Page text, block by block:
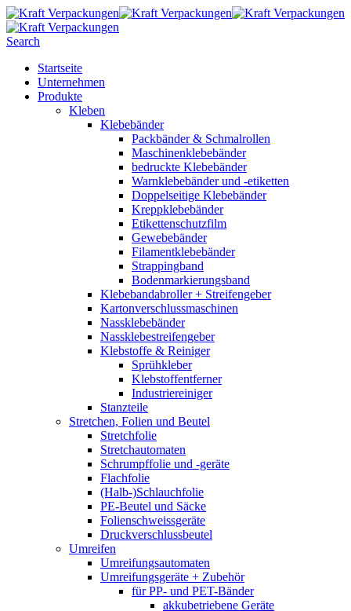
Search
Startseite
Unternehmen
Produkte
Kleben
Klebebänder
Packbänder & Schmalrollen
Maschinenklebebänder
bedruckte Klebebänder
Warnklebebänder und -etiketten
Doppelseitige Klebebänder
Kreppklebebänder
Etikettenschutzfilm
Gewebebänder
Filamentklebebänder
Strappingband
Bodenmarkierungsband
Klebebandabroller + Streifengeber
Kartonverschlussmaschinen
Nassklebebänder
Nassklebestreifengeber
Klebstoffe & Reiniger
Sprühkleber
Klebstoffentferner
Industriereiniger
Stanzteile
Stretchen, Folien und Beutel
Stretchfolie
Stretchautomaten
Schrumpffolie und -geräte
Flachfolie
(Halb-)Schlauchfolie
PE-Beutel und Säcke
Folienschweissgeräte
Druckverschlussbeutel
Umreifen
Umreifungsautomaten
Umreifungsgeräte + Zubehör
für PP- und PET-Bänder
akkubetriebene Geräte